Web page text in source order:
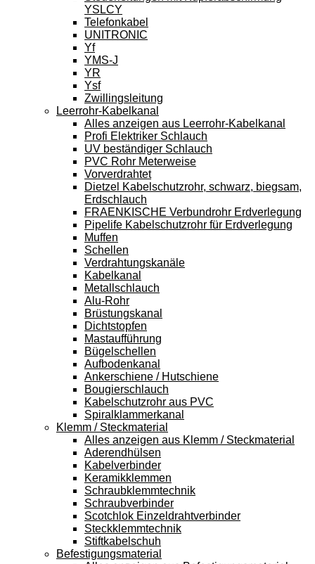
YSLCY
Telefonkabel
UNITRONIC
Yf
YMS-J
YR
Ysf
Zwillingsleitung
Leerrohr-Kabelkanal
Alles anzeigen aus Leerrohr-Kabelkanal
Profi Elektriker Schlauch
UV beständiger Schlauch
PVC Rohr Meterweise
Vorverdrahtet
Dietzel Kabelschutzrohr, schwarz, biegsam,
Erdschlauch
FRAENKISCHE Verbundrohr Erdverlegung
Pipelife Kabelschutzrohr für Erdverlegung
Muffen
Schellen
Verdrahtungskanäle
Kabelkanal
Metallschlauch
Alu-Rohr
Brüstungskanal
Dichtstopfen
Mastaufführung
Bügelschellen
Aufbodenkanal
Ankerschiene / Hutschiene
Bougierschlauch
Kabelschutzrohr aus PVC
Spiralklammerkanal
Klemm / Steckmaterial
Alles anzeigen aus Klemm / Steckmaterial
Aderendhülsen
Kabelverbinder
Keramikklemmen
Schraubklemmtechnik
Schraubverbinder
Scotchlok Einzeldrahtverbinder
Steckklemmtechnik
Stiftkabelschuh
Befestigungsmaterial